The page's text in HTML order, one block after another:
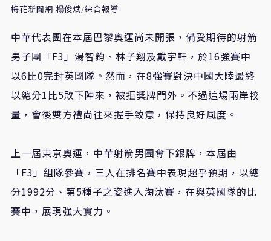
梅花新聞網 楊俊斌/綜合報導
中華代表團在本屆巴黎奧運尚未開張，備受期待的射箭
男子團「F3」湯智鈞、林子翔及戴宇軒，於16強賽中
以6比0完封英國隊。然而，在8強賽對決中國大陸最終
以總分1比5敗下陣來，被拒獎牌門外。不過這場兩岸較
量，會後雙方禮尚往來握手致意，保持良好風度。
上一屆東京奧運，中華射箭男團奪下銀牌，本屆由
「F3」組隊參賽，三人在排名賽中表現超乎預期，以總
分1992分、第5種子之姿進入淘汰賽，在與英國隊的比
賽中，展現強大實力。